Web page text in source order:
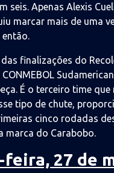
seis. Apenas Alexis
marcar mais de uma
então.
finalizações do
É o terceiro time que
tipo de chute,
cinco rodadas
marca do Carabobo.
feira, 27 de